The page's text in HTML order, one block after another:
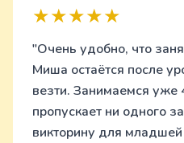
★★★★★
"Очень удобно, что
Миша остаётся после
везти. Занимаемся уже
пропускает ни одного
викторину для